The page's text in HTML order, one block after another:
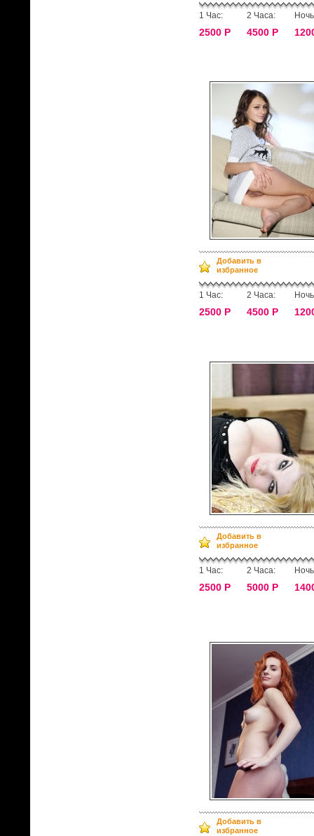
1 Час:
2500 Р
2 Часа:
4500 Р
Добавить в
избранное
1 Час:
2500 Р
2 Часа:
4500 Р
Добавить в
избранное
1 Час:
2500 Р
2 Часа:
5000 Р
Добавить в
избранное